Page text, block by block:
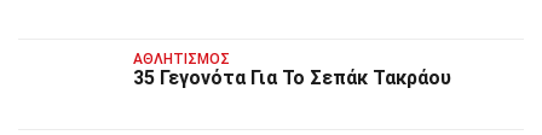
ΑΘΛΗΤΙΣΜΌΣ
35 Γεγονότα Για Το Σεπάκ Τακράου